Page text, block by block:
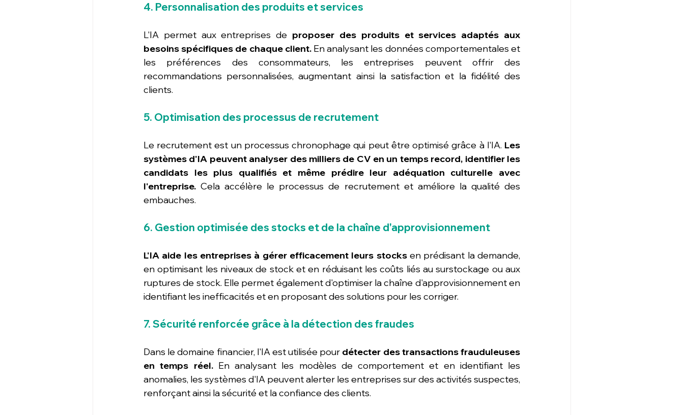
4. Personnalisation des produits et services
L'IA permet aux entreprises de proposer des produits et services adaptés aux
besoins spécifiques de chaque client. En analysant les données comportementales et
les préférences des consommateurs, les entreprises peuvent offrir des
recommandations personnalisées, augmentant ainsi la satisfaction et la fidélité des
clients.
5. Optimisation des processus de recrutement
Le recrutement est un processus chronophage qui peut être optimisé grâce à l'IA. Les
systèmes d'IA peuvent analyser des milliers de CV en un temps record, identifier les
candidats les plus qualifiés et même prédire leur adéquation culturelle avec
l'entreprise. Cela accélère le processus de recrutement et améliore la qualité des
embauches.
6. Gestion optimisée des stocks et de la chaîne d'approvisionnement
L'IA aide les entreprises à gérer efficacement leurs stocks en prédisant la demande,
en optimisant les niveaux de stock et en réduisant les coûts liés au surstockage ou aux
ruptures de stock. Elle permet également d'optimiser la chaîne d'approvisionnement en
identifiant les inefficacités et en proposant des solutions pour les corriger.
7. Sécurité renforcée grâce à la détection des fraudes
Dans le domaine financier, l'IA est utilisée pour détecter des transactions frauduleuses
en temps réel. En analysant les modèles de comportement et en identifiant les
anomalies, les systèmes d'IA peuvent alerter les entreprises sur des activités suspectes,
renforçant ainsi la sécurité et la confiance des clients.